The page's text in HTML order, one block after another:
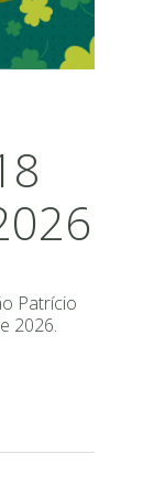
Patrício
2026.